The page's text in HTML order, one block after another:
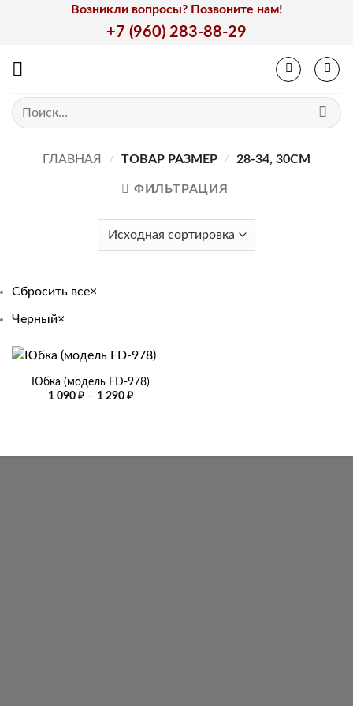
Возникли вопросы? Позвоните нам!
+7 (960) 283-88-29
Искать:
ГЛАВНАЯ / ТОВАР РАЗМЕР / 28-34, 30СМ
ФИЛЬТРАЦИЯ
Сбросить все×
Черный×
Юбка (модель FD-978)
1 090 ₽ – 1 290 ₽Диапазон
290 ₽